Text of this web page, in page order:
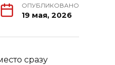
ОПУБЛИКОВАНО
19 мая, 2026
сразу